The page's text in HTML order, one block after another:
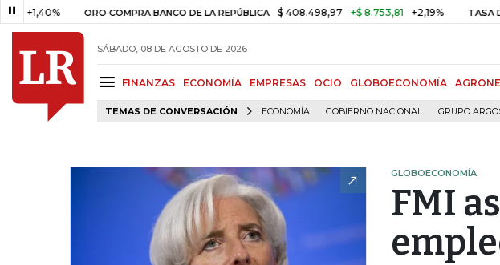
ORO COMPRA BANCO DE LA REPÚBLICA $ 408.498,97 +$ 8.753,81 +2,19% TASA DE
SÁBADO, 08 DE AGOSTO DE 2026
FINANZAS ECONOMÍA EMPRESAS OCIO GLOBOECONOMÍA
TEMAS DE CONVERSACIÓN ECONOMÍA GOBIERNO NACIONAL GRUPO
GLOBOECONOMÍA
FMI